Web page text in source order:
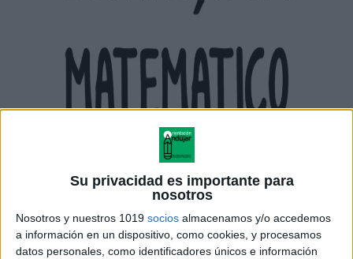
Su privacidad es importante para
nosotros
Nosotros y nuestros 1019 socios almacenamos y/o accedemos
a información en un dispositivo, como cookies, y procesamos
datos personales, como identificadores únicos e información